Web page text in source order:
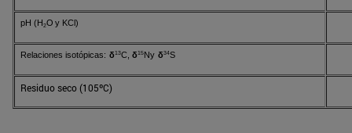
pH (H2O y KCl)
Relaciones isotópicas: δ13C, δ15Ny δ34S
Residuo seco (105ºC)